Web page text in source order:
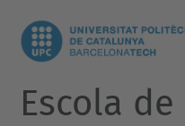
Escola de